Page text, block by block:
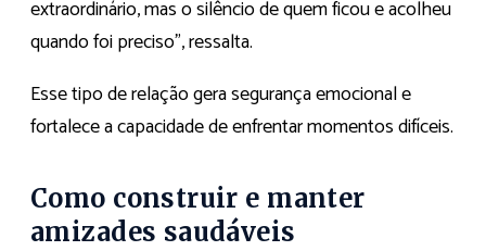
extraordinário, mas o silêncio de quem ficou e acolheu
quando foi preciso”, ressalta.
Esse tipo de relação gera segurança emocional e
fortalece a capacidade de enfrentar momentos difíceis.
Como construir e manter
amizades saudáveis